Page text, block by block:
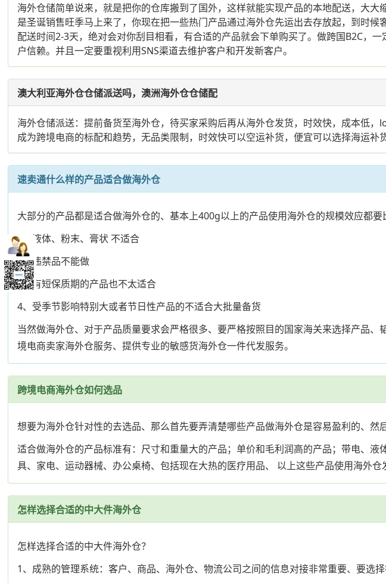
海外仓储简单说来，就是把你的仓库搬到了国外，这样就能实现产品的本地配送，大
是圣诞销售旺季马上来了，你现在把一些热门产品通过海外仓先运出去存放起，到时
配送时间2-3天，绝对会对你刮目相看，有合适的产品就会下单购买了。做跨国B2C，
户信赖。并且一定要重视利用SNS渠道去维护客户和开发新客户。
澳大利亚海外仓仓储派送吗，澳洲海外仓仓储配
海外仓储派送：提前备货至海外仓，待买家采购后再从海外仓发货，时效快，成本低
成为跨境电商的标配和趋势，无品类限制，时效快可以空运补货，便宜可以选择海运补
速卖通什么样的产品适合做海外仓
大部分的产品都是适合做海外仓的、基本上400g以上的产品使用海外仓的规模效应都
1、液体、粉末、膏状 不适合
2、违禁品不能做
3、有短保质期的产品也不太适合
4、受季节影响特别大或者节日性产品的不适合大批量备货
当然做海外仓、对于产品质量要求会严格很多、要严格按照目的国家海关来选择产品
境电商卖家海外仓服务、提供专业的敏感货海外仓一件代发服务。
跨境电商海外仓如何选品
想要为海外仓针对性的去选品、那么首先要弄清楚哪些产品做海外仓是容易盈利的、然
适合做海外仓的产品标准有：尺寸和重量大的产品；单价和毛利润高的产品；带电、
具、家电、运动器械、办公桌椅、包括现在大热的医疗用品、 以上这些产品使用海外仓
怎样选择合适的中大件海外仓
怎样选择合适的中大件海外仓？
1、成熟的管理系统：客户、商品、海外仓、物流公司之间的信息对接非常重要、要